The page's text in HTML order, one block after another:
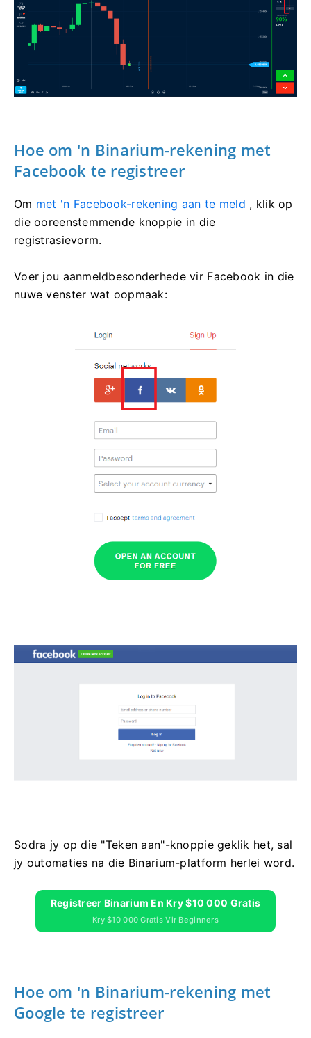
Hoe om 'n Binarium-rekening met
Facebook te registreer
Om met 'n Facebook-rekening aan te meld , klik op
die ooreenstemmende knoppie in die
registrasievorm.
Voer jou aanmeldbesonderhede vir Facebook in die
nuwe venster wat oopmaak:
Sodra jy op die "Teken aan"-knoppie geklik het, sal
jy outomaties na die Binarium-platform herlei word.
Registreer Binarium En Kry $10 000 Gratis
Kry $10 000 Gratis Vir Beginners
Hoe om 'n Binarium-rekening met
Google te registreer